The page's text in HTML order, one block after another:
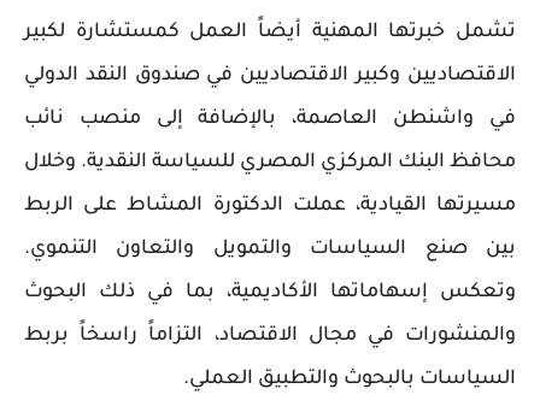
تشمل خبرتها المهنية أيضاً العمل كمستشارة لكبير
الاقتصاديين وكبير الاقتصاديين في صندوق النقد الدولي
في واشنطن العاصمة، بالإضافة إلى منصب نائب
محافظ البنك المركزي المصري للسياسة النقدية. وخلال
مسيرتها القيادية، عملت الدكتورة المشاط على الربط
بين صنع السياسات والتمويل والتعاون التنموي.
وتعكس إسهاماتها الأكاديمية، بما في ذلك البحوث
والمنشورات في مجال الاقتصاد، التزاماً راسخاً بربط
السياسات بالبحوث والتطبيق العملي.